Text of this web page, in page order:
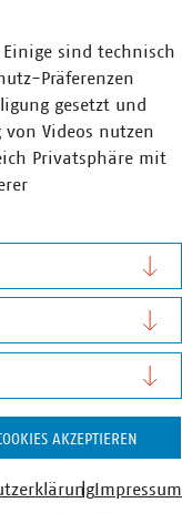
Einige sind technisch
Präferenzen
gesetzt und
von Videos nutzen
Privatsphäre mit
AKZEPTIEREN
Impressum